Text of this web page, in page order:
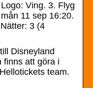
Ving. 3. Flyg
11 sep 16:20.
3 (4
Disneyland
finns att göra i
team.